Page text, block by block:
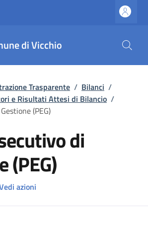
di Vicchio
paneTrasparente / Bilanci /
e Risultati Attesi di Bilancio /
(PEG)
di
(PEG)
azioni